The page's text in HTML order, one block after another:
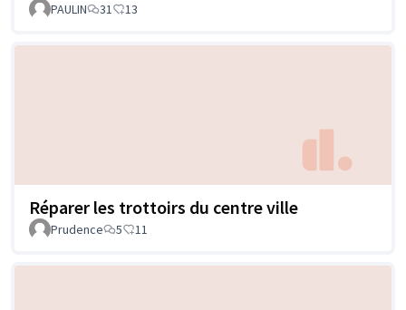
PAULIN 31 13
Réparer les trottoirs du centre ville
Prudence 5 11